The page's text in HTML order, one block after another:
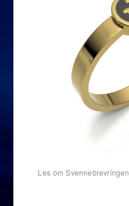
Les om Svennebrevringen